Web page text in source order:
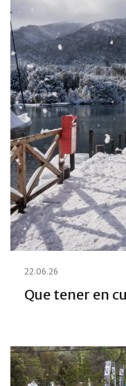
22.06.26
Que tener en